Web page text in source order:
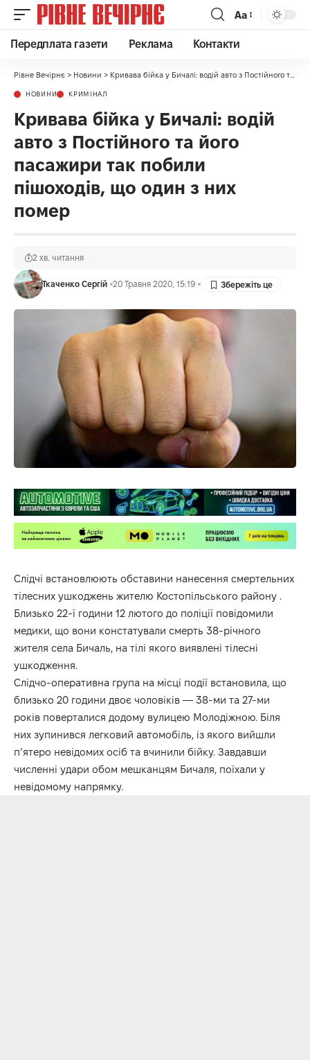
Аа
Передплата газети Реклама Контакти
Рівне Вечірнє > Новини > Кривава бійка у Бичалі: водій авто з Постійного та його пасажири так побили пішоходів, що один з них помер
НОВИНИ КРИМІНАЛ
Кривава бійка у Бичалі: водій
авто з Постійного та його
пасажири так побили
пішоходів, що один з них
помер
Ткаченко Сергій 20 Травня 2020, 15:19
2 хв. читання
Слідчі встановлюють обставини нанесення смертельних
тілесних ушкоджень жителю Костопільського району .
Близько 22-ї години 12 лютого до поліції повідомили
медики, що вони констатували смерть 38-річного
жителя села Бичаль, на тілі якого виявлені тілесні
ушкодження.
Слідчо-оперативна група на місці події встановила, що
близько 20 години двоє чоловіків — 38-ми та 27-ми
років поверталися додому вулицею Молодіжною. Біля
них зупинився легковий автомобіль, із якого вийшли
п’ятеро невідомих осіб та вчинили бійку. Завдавши
численні удари обом мешканцям Бичаля, поїхали у
невідомому напрямку.